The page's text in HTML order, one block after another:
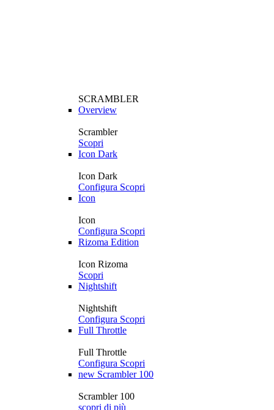
SCRAMBLER
Overview
Scrambler
Scopri
Icon Dark
Icon Dark
Configura Scopri
Icon
Icon
Configura Scopri
Rizoma Edition
Icon Rizoma
Scopri
Nightshift
Nightshift
Configura Scopri
Full Throttle
Full Throttle
Configura Scopri
new Scrambler 100
Scrambler 100
scopri di più